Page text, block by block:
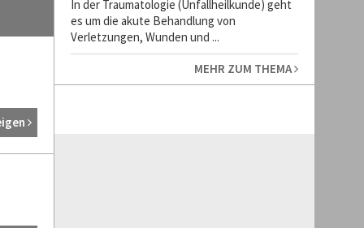
In der Traumatologie (Unfallheilkunde) geht
es um die akute Behandlung von
Verletzungen, Wunden und ...
MEHR ZUM THEMA